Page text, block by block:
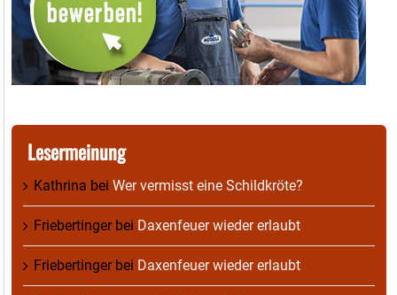
Lesermeinung
Kathrina bei Wer vermisst eine Schildkröte?
Friebertingerbei Daxenfeuer wieder erlaubt
Friebertingerbei Daxenfeuer wieder erlaubt